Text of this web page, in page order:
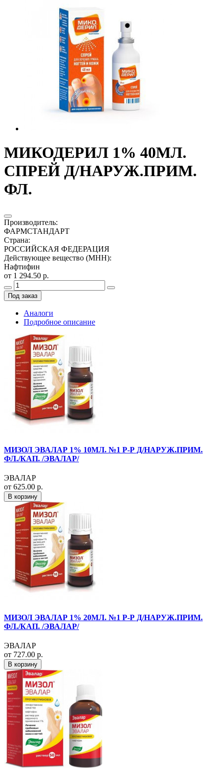
МИКОДЕРИЛ 1% 40МЛ.
СПРЕЙ Д/НАРУЖ.ПРИМ.
ФЛ.
Производитель:
ФАРМСТАНДАРТ
Страна:
РОССИЙСКАЯ ФЕДЕРАЦИЯ
Действующее вещество (МНН):
Нафтифин
от 1 294.50 р.
Под заказ
Аналоги
Подробное описание
МИЗОЛ ЭВАЛАР 1% 10МЛ. №1 Р-Р Д/НАРУЖ.ПРИМ.
ФЛ./КАП. /ЭВАЛАР/
ЭВАЛАР
от 625.00 р.
В корзину
МИЗОЛ ЭВАЛАР 1% 20МЛ. №1 Р-Р Д/НАРУЖ.ПРИМ.
ФЛ./КАП. /ЭВАЛАР/
ЭВАЛАР
от 727.00 р.
В корзину